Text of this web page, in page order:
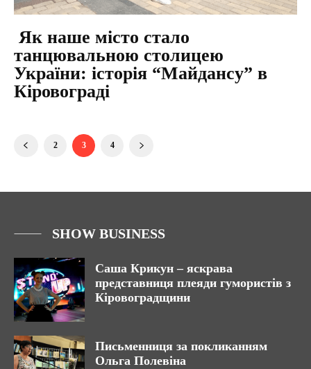
Як наше місто стало
танцювальною столицею
України: історія “Майдансу” в
Кіровограді
2 3 4
SHOW BUSINESS
Саша Крикун – яскрава
представниця плеяди гумористів з
Кіровоградщини
Письменниця за покликанням
Ольга Полевіна